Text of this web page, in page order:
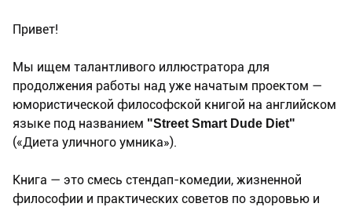
Привет!
Мы ищем талантливого иллюстратора для
продолжения работы над уже начатым проектом —
юмористической философской книгой на английском
языке под названием "Street Smart Dude Diet"
(«Диета уличного умника»).
Книга — это смесь стендап-комедии, жизненной
философии и практических советов по здоровью и